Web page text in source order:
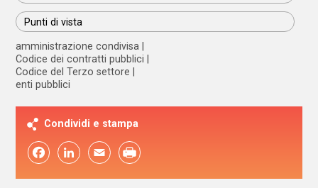
Punti di vista
amministrazione condivisa
Codice dei contratti pubblici
Codice del Terzo settore
enti pubblici
Condividi e stampa
FacebookLinkedIn Email